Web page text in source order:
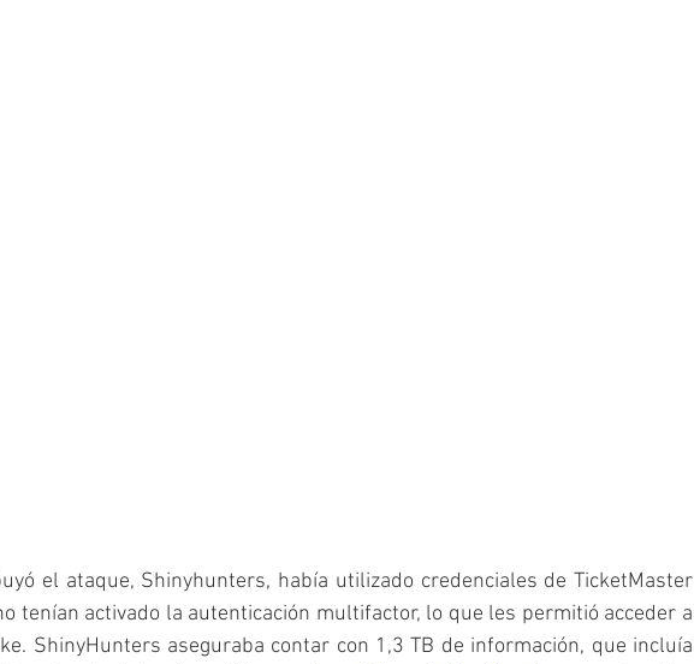
el ataque, Shinyhunters, había utilizado credenciales de TicketMaster
tenían activado la autenticación multifactor, lo que les permitió acceder a
ShinyHunters aseguraba contar con 1,3 TB de información, que incluía